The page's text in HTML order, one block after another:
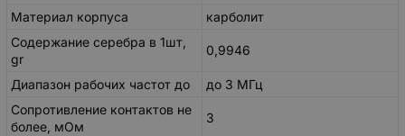
Материал корпуса
карболит
Содержание серебра в 1шт,
gr
0,9946
Диапазон рабочих частот до
до 3 МГц
Сопротивление контактов не
более, мОм
3